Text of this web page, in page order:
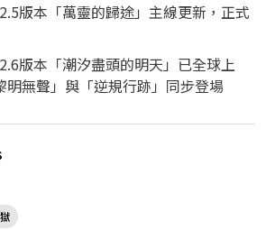
版本「萬靈的歸途」主線更新，正式
版本「潮汐盡頭的明天」已全球上
明無聲」與「逆規行跡」同步登場